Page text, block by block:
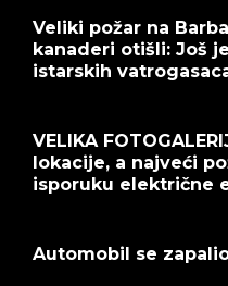
Veliki požar na
kanaderi otišli: Još
istarskih
VELIKA
lokacije, a najveći
isporuku električne
Automobil se